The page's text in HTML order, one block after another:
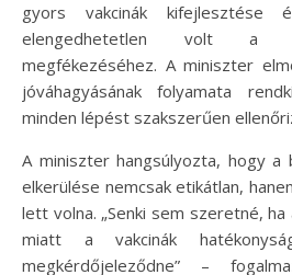
gyors vakcinák kifejlesztése
elengedhetetlen volt a
megfékezéséhez. A miniszter
jóváhagyásának folyamata
minden lépést szakszerűen
A miniszter hangsúlyozta, hogy a
elkerülése nemcsak etikátlan,
lett volna. „Senki sem szeretné,
miatt a vakcinák
megkérdőjeleződne” –